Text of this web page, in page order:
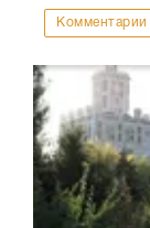
Комментарии